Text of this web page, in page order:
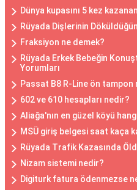
Dünya kupasını 5 kez
Rüyada Dişlerinin
Fraksiyon ne demek?
Rüyada Erkek Bebeğin
Yorumları
Passat B8 R-Line ön tampon
602 ve 610 hesapları nedir?
Aliağa'nın en güzel köyü
MSÜ giriş belgesi saat kaça
Rüyada Trafik Kazasında
Nizam sistemi nedir?
Digiturk fatura ödenmezse